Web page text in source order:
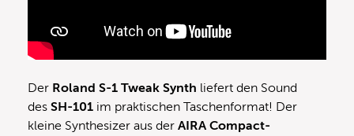
Der Roland S-1 Tweak Synth liefert den Sound
des SH-101 im praktischen Taschenformat! Der
kleine Synthesizer aus der AIRA Compact-